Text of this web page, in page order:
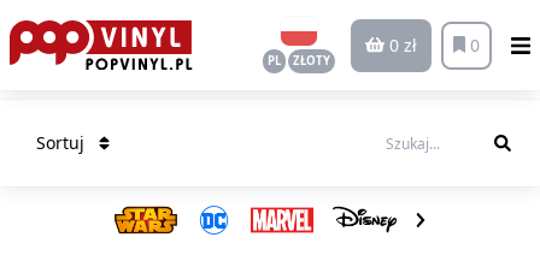
PL ZŁOTY
0 zł 0
Sortuj